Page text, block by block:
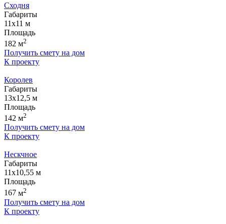
Сходня
Габариты
11х11 м
Площадь
182 м2
Получить смету на дом
К проекту
Королев
Габариты
13х12,5 м
Площадь
142 м2
Получить смету на дом
К проекту
Нескчное
Габариты
11х10,55 м
Площадь
167 м2
Получить смету на дом
К проекту